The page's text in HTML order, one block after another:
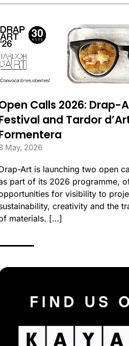
Calls 2026: Drap-
and Tardor
May, 2026
Art is launching two open
part of its 2026 programme,
for visibility to
creativity and the
materials. […]